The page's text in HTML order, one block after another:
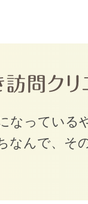
なっている
なんで、そ